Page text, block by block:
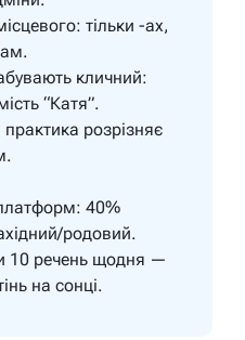
тільки -ах,
ам.
кличний:
“Катя”.
розрізняє
платформ: 40%
родовий.
10 речень щодня —
на сонці.